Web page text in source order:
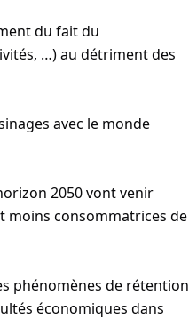
du fait du
…) au détriment des
avec le monde
2050 vont venir
moins consommatrices de
phénomènes de rétention
économiques dans